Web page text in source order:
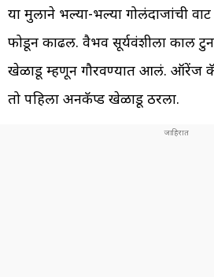
या मुलाने भल्या-भल्या गोलंदाजांची वाट
फोडून काढली. वैभव सूर्यवंशीला काल
खेळाडू म्हणून गौरवण्यात आलं. ऑरेंज
तो पहिला अनकॅप्ड खेळाडू ठरला.